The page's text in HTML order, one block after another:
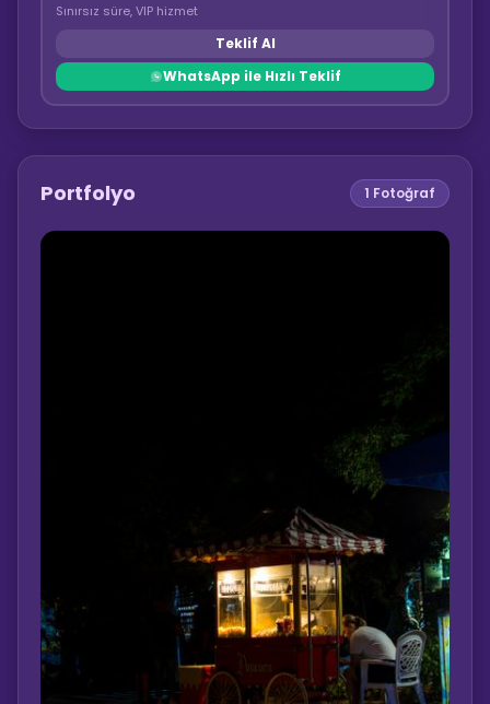
Sınırsız süre, VIP hizmet
Teklif Al
WhatsApp ile Hızlı Teklif
Portfolyo 1 Fotoğraf